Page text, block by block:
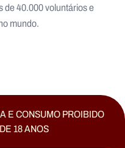
de 40.000 voluntários e
mundo.
E CONSUMO PROIBIDO
18 ANOS